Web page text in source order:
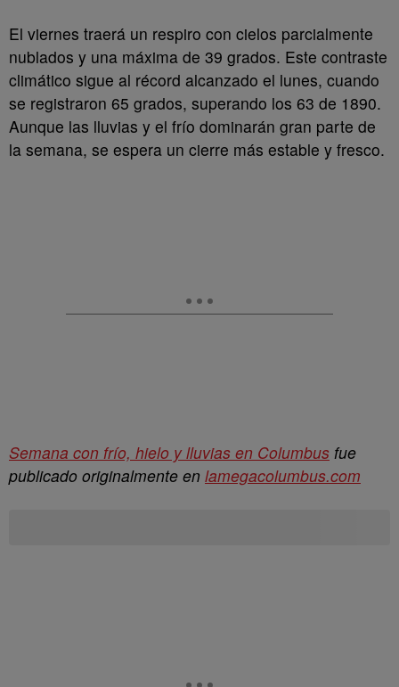
El viernes traerá un respiro con cielos parcialmente
nublados y una máxima de 39 grados. Este contraste
climático sigue al récord alcanzado el lunes, cuando
se registraron 65 grados, superando los 63 de 1890.
Aunque las lluvias y el frío dominarán gran parte de
la semana, se espera un cierre más estable y fresco.
Semana con frío, hielo y lluvias en Columbus fue
publicado originalmente en lamegacolumbus.com